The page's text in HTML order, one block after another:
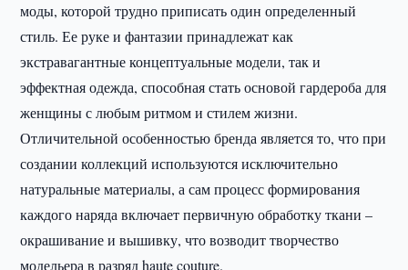
моды, которой трудно приписать один определенный
стиль. Ее руке и фантазии принадлежат как
экстравагантные концептуальные модели, так и
эффектная одежда, способная стать основой гардероба для
женщины с любым ритмом и стилем жизни.
Отличительной особенностью бренда является то, что при
создании коллекций используются исключительно
натуральные материалы, а сам процесс формирования
каждого наряда включает первичную обработку ткани –
окрашивание и вышивку, что возводит творчество
модельера в разряд haute couture.